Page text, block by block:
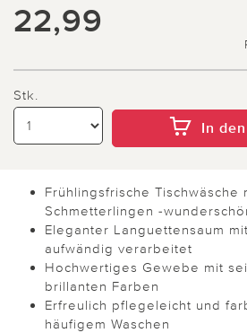
22,99
Stk.
In
Frühlingsfrische Tischwäsche
Schmetterlingen -
Eleganter Languettensaum
aufwändig verarbeitet
Hochwertiges Gewebe mit
brillanten Farben
Erfreulich pflegeleicht und
häufigem Waschen